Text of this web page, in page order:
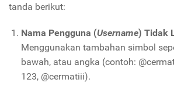
tanda berikut:
Nama Pengguna (Username) Tidak
Menggunakan tambahan simbol
bawah, atau angka (contoh:
123, @cermatiii).